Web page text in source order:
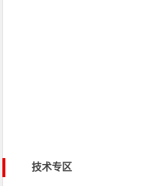
技术专区